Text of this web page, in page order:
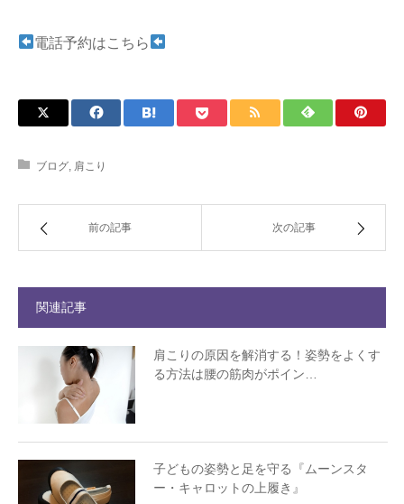
電話予約はこちら
ブログ 肩こり
前の記事 次の記事
関連記事
肩こりの原因を解消する！姿勢をよくす
る方法は腰の筋肉がポイン…
子どもの姿勢と足を守る『ムーンスタ
ー・キャロットの上履き』